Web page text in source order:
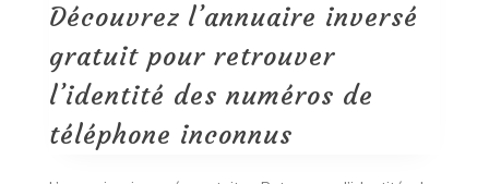
des
téléphone
inconnus
Découvrez l’annuaire inversé
gratuit pour retrouver
l’identité des numéros de
téléphone inconnus